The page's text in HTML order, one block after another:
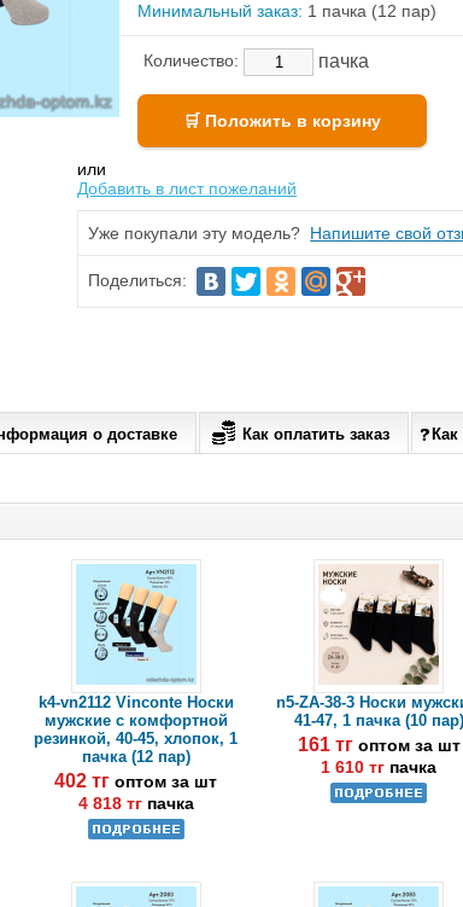
Минимальный заказ: 1 пачка (12 пар)
Количество: пачка
или
Добавить в лист пожеланий
Уже покупали эту модель? Напишите свой
Поделиться:
о доставке Как оплатить заказ Как
k4-vn2112 Vinconte Носки
мужские с комфортной
резинкой, 40-45, хлопок, 1
пачка (12 пар)
402 тгоптом за шт
4 818 тг пачка
n5-ZA-38-3 Носки
41-47, 1 пачка (10 пар)
161 тг оптом за шт
1 610 тг пачка